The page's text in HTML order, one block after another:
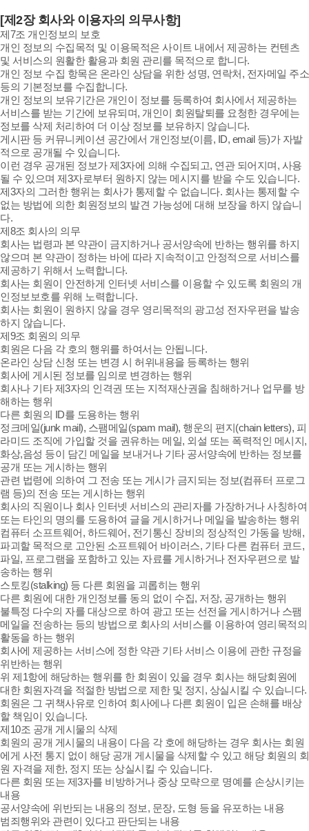
[제2장 회사와 이용자의 의무사항]
제7조 개인정보의 보호
개인 정보의 수집목적 및 이용목적은 사이트 내에서 제공하는 컨텐츠
및 서비스의 원활한 활용과 회원 관리를 목적으로 합니다.
개인 정보 수집 항목은 온라인 상담을 위한 성명, 연락처, 전자메일 주소
등의 기본정보를 수집합니다.
개인 정보의 보유기간은 개인이 정보를 등록하여 회사에서 제공하는
서비스를 받는 기간에 보유되며, 개인이 회원탈퇴를 요청한 경우에는
정보를 삭제 처리하여 더 이상 정보를 보유하지 않습니다.
게시판 등 커뮤니케이션 공간에서 개인정보(이름, ID, email 등)가 자발
적으로 공개될 수 있습니다.
이런 경우 공개된 정보가 제3자에 의해 수집되고, 연관 되어지며, 사용
될 수 있으며 제3자로부터 원하지 않는 메시지를 받을 수도 있습니다.
제3자의 그러한 행위는 회사가 통제할 수 없습니다. 회사는 통제할 수
없는 방법에 의한 회원정보의 발견 가능성에 대해 보장을 하지 않습니
다.
제8조 회사의 의무
회사는 법령과 본 약관이 금지하거나 공서양속에 반하는 행위를 하지
않으며 본 약관이 정하는 바에 따라 지속적이고 안정적으로 서비스를
제공하기 위해서 노력합니다.
회사는 회원이 안전하게 인터넷 서비스를 이용할 수 있도록 회원의 개
인정보보호를 위해 노력합니다.
회사는 회원이 원하지 않을 경우 영리목적의 광고성 전자우편을 발송
하지 않습니다.
제9조 회원의 의무
회원은 다음 각 호의 행위를 하여서는 안됩니다.
온라인 상담 신청 또는 변경 시 허위내용을 등록하는 행위
회사에 게시된 정보를 임의로 변경하는 행위
회사나 기타 제3자의 인격권 또는 지적재산권을 침해하거나 업무를 방
해하는 행위
다른 회원의 ID를 도용하는 행위
정크메일(junk mail), 스팸메일(spam mail), 행운의 편지(chain letters), 피
라미드 조직에 가입할 것을 권유하는 메일, 외설 또는 폭력적인 메시지,
화상,음성 등이 담긴 메일을 보내거나 기타 공서양속에 반하는 정보를
공개 또는 게시하는 행위
관련 법령에 의하여 그 전송 또는 게시가 금지되는 정보(컴퓨터 프로그
램 등)의 전송 또는 게시하는 행위
회사의 직원이나 회사 인터넷 서비스의 관리자를 가장하거나 사칭하여
또는 타인의 명의를 도용하여 글을 게시하거나 메일을 발송하는 행위
컴퓨터 소프트웨어, 하드웨어, 전기통신 장비의 정상적인 가동을 방해,
파괴할 목적으로 고안된 소프트웨어 바이러스, 기타 다른 컴퓨터 코드,
파일, 프로그램을 포함하고 있는 자료를 게시하거나 전자우편으로 발
송하는 행위
스토킹(stalking) 등 다른 회원을 괴롭히는 행위
다른 회원에 대한 개인정보를 동의 없이 수집, 저장, 공개하는 행위
불특정 다수의 자를 대상으로 하여 광고 또는 선전을 게시하거나 스팸
메일을 전송하는 등의 방법으로 회사의 서비스를 이용하여 영리목적의
활동을 하는 행위
회사에 제공하는 서비스에 정한 약관 기타 서비스 이용에 관한 규정을
위반하는 행위
위 제1항에 해당하는 행위를 한 회원이 있을 경우 회사는 해당회원에
대한 회원자격을 적절한 방법으로 제한 및 정지, 상실시킬 수 있습니다.
회원은 그 귀책사유로 인하여 회사에나 다른 회원이 입은 손해를 배상
할 책임이 있습니다.
제10조 공개 게시물의 삭제
회원의 공개 게시물의 내용이 다음 각 호에 해당하는 경우 회사는 회원
에게 사전 통지 없이 해당 공개 게시물을 삭제할 수 있고 해당 회원의 회
원 자격을 제한, 정지 또는 상실시킬 수 있습니다.
다른 회원 또는 제3자를 비방하거나 중상 모략으로 명예를 손상시키는
내용
공서양속에 위반되는 내용의 정보, 문장, 도형 등을 유포하는 내용
범죄행위와 관련이 있다고 판단되는 내용